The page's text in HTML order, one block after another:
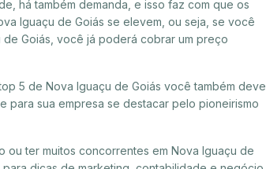
há também demanda, e isso faz com que os
Iguaçu de Goiás se elevem, ou seja, se você
Goiás, você já poderá cobrar um preço
5 de Nova Iguaçu de Goiás você também deve
sua empresa se destacar pelo pioneirismo
ter muitos concorrentes em Nova Iguaçu de